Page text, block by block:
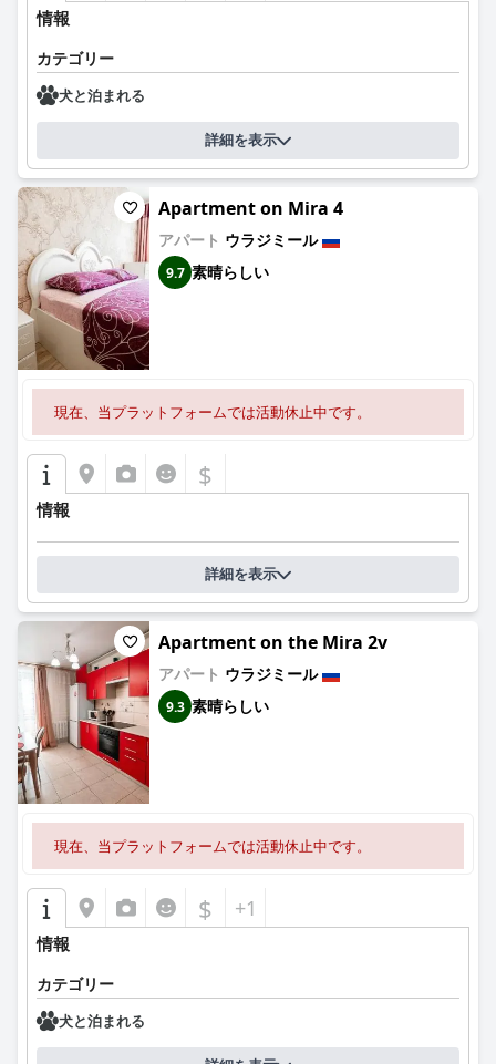
情報
カテゴリー
犬と泊まれる
詳細を表示
Apartment on Mira 4
アパート ウラジミール
9.7 素晴らしい
現在、当プラットフォームでは活動休止中です。
$
情報
詳細を表示
Apartment on the Mira 2v
アパート ウラジミール
9.3 素晴らしい
現在、当プラットフォームでは活動休止中です。
$ +1
情報
カテゴリー
犬と泊まれる